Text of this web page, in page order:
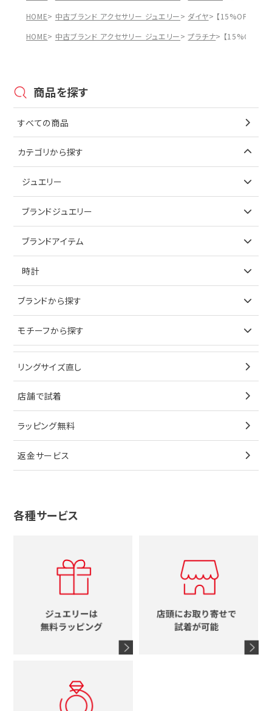
HOME
中古ブランド アクセサリー ジュエリー ダイヤ
【15%OFF】ヨ
HOME
中古ブランド アクセサリー ジュエリー プラチナ 【15%OFF】
商品を探す
すべての商品
カテゴリから探す
ジュエリー
アイテムで探す
ブレスレット
ペンダントトップ
ブローチ
その他
ノーブランドジュエリーをすべて見る
ブランドジュエリー
アイテムで探す
イヤリング
ブレスレット
ペンダントトップ
ブローチ
その他
ティファニー
ブルガリ
グッチ
スタージュエリー
ブランドアイテム
アイテムで探す
キーケース
サングラス
シューズ
香水
シャネル
コーチ
ブランドアイテムをすべて見る
時計
ブランドで探す
オメガ
シャネル
タグホイヤー
カルティエ
セイコー
メンズ時計
時計をすべて見る
ブランドから探す
ティファニー
ブルガリ
カルティエ
ウノアエレ
4℃
グッチ
ルイヴィトン
エルメス
シャネル
モチーフから探す
星
リボン
花
十字架
イニシャル
リングサイズ直し
店舗で試着
ラッピング無料
返金サービス
各種サービス